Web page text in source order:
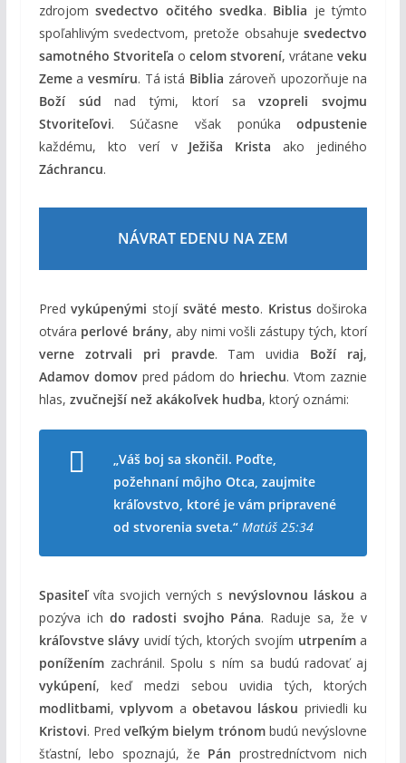
zdrojomsvedectvo očitého svedka. Biblia je týmto
spoľahlivým svedectvom, pretože obsahujesvedectvo
samotného Stvoriteľa o celom stvorení, vrátaneveku
Zemeavesmíru. Tá istá Biblia zároveň upozorňuje na
Boží súd nad tými, ktorí savzopreli svojmu
Stvoriteľovi. Súčasne však ponúkaodpustenie
každému, kto verí v Ježiša Krista ako jediného
Záchrancu.
NÁVRAT EDENU NA ZEM
Predvykúpenými stojí sväté mesto. Kristusdoširoka
otvára perlové brány, aby nimi vošli zástupy tých, ktorí
verne zotrvali pri pravde. Tam uvidia Boží raj,
Adamov domovpred pádom do hriechu. Vtom zaznie
hlas, zvučnejší než akákoľvek hudba, ktorý oznámi:
„Váš boj sa skončil. Poďte,
požehnaní môjho Otca, zaujmite
kráľovstvo, ktoré je vám pripravené
od stvorenia sveta.“ Matúš 25:34
Spasiteľvíta svojich verných s nevýslovnou láskou a
pozýva ich do radosti svojho Pána. Raduje sa, že v
kráľovstve slávy uvidí tých, ktorých svojím utrpeníma
poníženímzachránil. Spolu s ním sa budú radovať aj
vykúpení, keď medzi sebou uvidia tých, ktorých
modlitbami,vplyvom aobetavou láskou priviedli ku
Kristovi. Predveľkým bielym trónombudú nevýslovne
šťastní, lebo spoznajú, že Pán prostredníctvom nich